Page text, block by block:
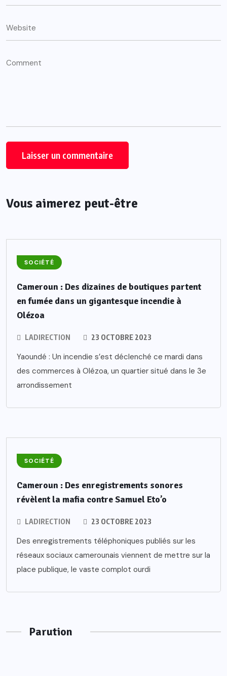
Vous aimerez peut-être
SOCIÉTÉ
Cameroun : Des dizaines de boutiques partent
en fumée dans un gigantesque incendie à
Olézoa
LADIRECTION 23 OCTOBRE 2023
Yaoundé : Un incendie s’est déclenché ce mardi dans
des commerces à Olézoa, un quartier situé dans le 3e
arrondissement
SOCIÉTÉ
Cameroun : Des enregistrements sonores
révèlent la mafia contre Samuel Eto’o
LADIRECTION 23 OCTOBRE 2023
Des enregistrements téléphoniques publiés sur les
réseaux sociaux camerounais viennent de mettre sur la
place publique, le vaste complot ourdi
Parution